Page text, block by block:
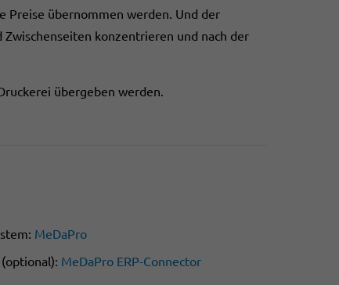
Preise übernommen werden. Und der
Zwischenseiten konzentrieren und nach der
übergeben werden.
MeDaPro
MeDaPro ERP-Connector